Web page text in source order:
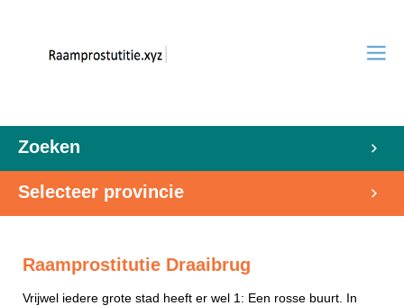
Zoeken
Selecteer provincie
Raamprostitutie Draaibrug
Vrijwel iedere grote stad heeft er wel 1: Een rosse buurt. In